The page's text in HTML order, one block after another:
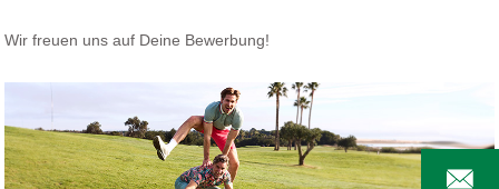
Wir freuen uns auf Deine Bewerbung!